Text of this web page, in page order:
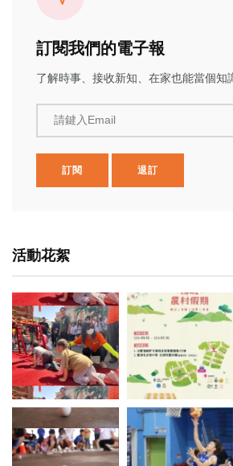
訂閱我們的電子報
了解時事、接收新知、在家也能當個知
請鍵入Email
訂閱 退訂
活動花絮